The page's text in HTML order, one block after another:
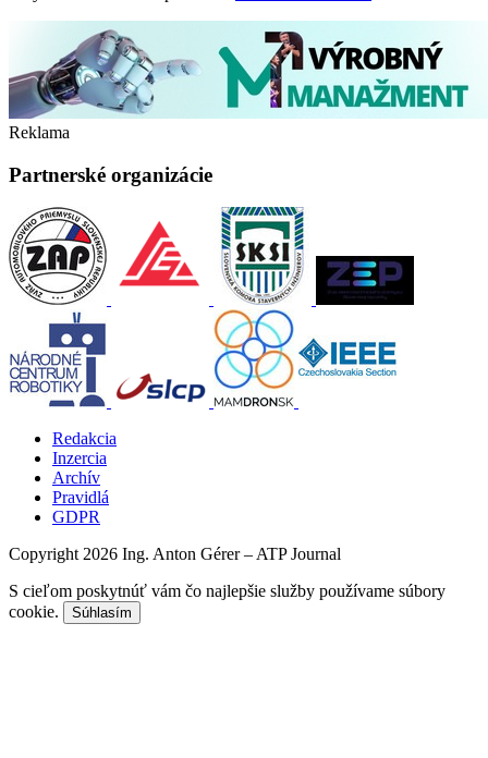
Reklama
Partnerské organizácie
Redakcia
Inzercia
Archív
Pravidlá
GDPR
Copyright 2026 Ing. Anton Gérer – ATP Journal
S cieľom poskytnúť vám čo najlepšie služby používame súbory
cookie.
Súhlasím